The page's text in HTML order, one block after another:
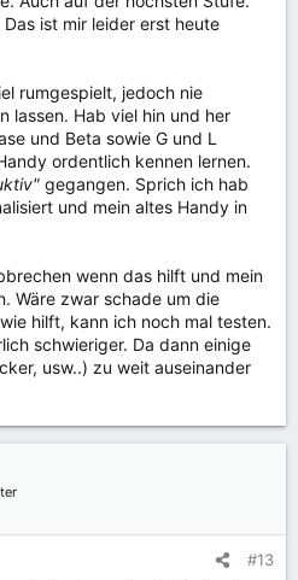
Das ist mir leider erst heute
rumgespielt, jedoch nie
lassen. Hab viel hin und her
und Beta sowie G und L
ordentlich kennen lernen.
gegangen. Sprich ich hab
und mein altes Handy in
wenn das hilft und mein
Wäre zwar schade um die
hilft, kann ich noch mal testen.
schwieriger. Da dann einige
usw..) zu weit auseinander
#13